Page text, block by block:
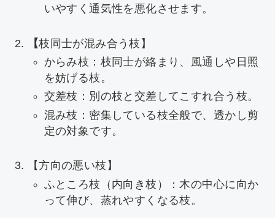
いやすく通気性を悪化させます。
【枝同士が混み合う枝】
からみ枝：枝同士が絡まり、風通しや日照
を妨げる枝。
交差枝：別の枝と交差してこすれ合う枝。
混み枝：密集している枝全般で、透かし剪
定の対象です。
【方向の悪い枝】
ふところ枝（内向き枝）：木の中心に向か
って伸び、蒸れやすくなる枝。